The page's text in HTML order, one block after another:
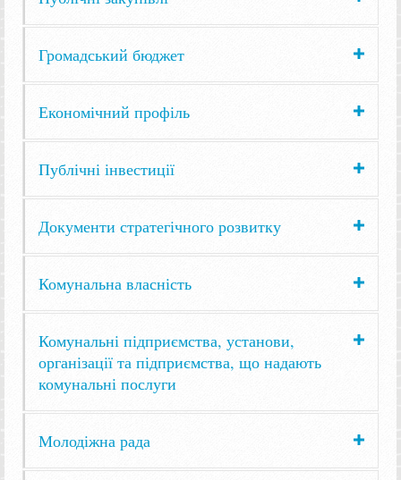
Громадський бюджет
Економічний профіль
Публічні інвестиції
Документи стратегічного розвитку
Комунальна власність
Комунальні підприємства, установи,
організації та підприємства, що надають
комунальні послуги
Молодіжна рада